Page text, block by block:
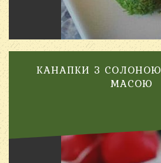
КАНАПКИ З
МАСОЮ